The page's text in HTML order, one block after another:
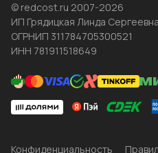
© redcost.ru 2007-2026
ИП Грядицкая Линда Сергеевна
ОГРНИП 311784705300521
ИНН 781911518649
Конфиденциальность